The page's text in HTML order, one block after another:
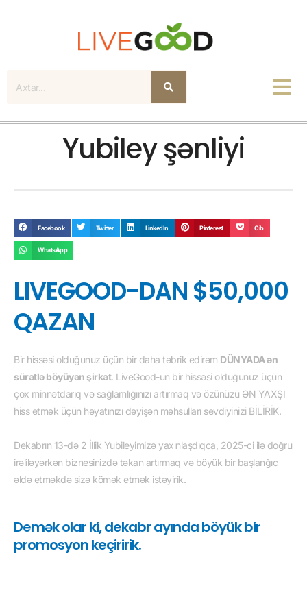
Axtar
Yubiley şənliyi
Facebook Twitter LinkedIn Pinterest Cib
WhatsApp
LIVEGOOD-DAN $50,000
QAZAN
Bir hissəsi olduğunuz üçün bir daha təbrik edirəm DÜNYADA ən
sürətlə böyüyən şirkət. LiveGood-un bir hissəsi olduğunuz üçün
çox minnətdarıq və sağlamlığınızı artırmaq və özünüzü ƏN YAXŞI
hiss etmək üçün həyatınızı dəyişən məhsulları sevdiyinizi BİLİRİK.
Dekabrın 13-də 2 İllik Yubileyimizə yaxınlaşdıqca, 2025-ci ilə doğru
irəliləyərkən biznesinizdə təkan artırmaq və böyük bir başlanğıc
əldə etməkdə sizə kömək etmək istəyirik.
Demək olar ki, dekabr ayında böyük bir
promosyon keçiririk.